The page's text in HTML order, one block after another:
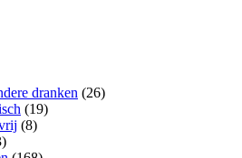
dranken (26)
(19)
(8)